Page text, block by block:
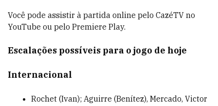
Você pode assistir à partida online pelo CazéTV no
YouTube ou pelo Premiere Play.
Escalações possíveis para o jogo de hoje
Internacional
Rochet (Ivan); Aguirre (Benítez), Mercado, Victor